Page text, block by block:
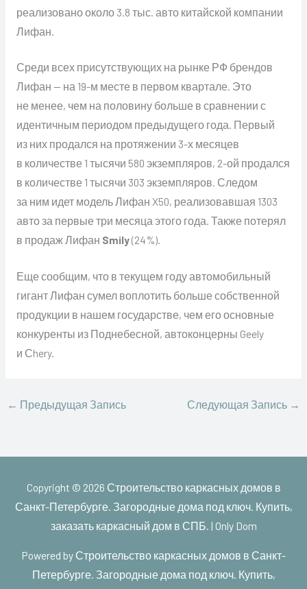
реализовано около 3.8 тыс. авто китайской компании
Лифан.
Среди всех присутствующих на рынке РФ брендов
Лифан — на 19-м месте в первом квартале. Это
не менее, чем на половину больше в сравнении с
идентичным периодом предыдущего года. Первый
из них продался на протяжении 3-х месяцев
в количестве 1 тысячи 580 экземпляров, 2-ой продался
в количестве 1 тысячи 303 экземпляров. Следом
за ним идет модель Лифан X50, реализовавшая 1303
авто за первые три месяца этого года. Также потерял
в продаж Лифан Smily(24%).
Еще сообщим, что в текущем году автомобильный
гигант Лифан сумел воплотить больше собственной
продукции в нашем государстве, чем его основные
конкуренты из Поднебесной, автоконцерны Geely
и Сhery.
← Предыдущая Запись Следующая Запись →
Copyright © 2026 Строительство каркасных домов в
Санкт-Петербурге. Загородные дома под ключ. Купить,
заказать каркасный дом в СПБ. | Only Dom
Powered by Строительство каркасных домов в Санкт-
Петербурге. Загородные дома под ключ. Купить,